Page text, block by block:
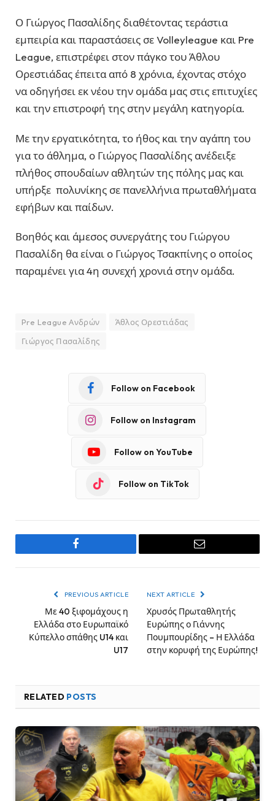
Ο Γιώργος Πασαλίδης διαθέτοντας τεράστια
εμπειρία και παραστάσεις σε Volleyleague και Pre
League, επιστρέφει στον πάγκο του Άθλου
Ορεστιάδας έπειτα από 8 χρόνια, έχοντας στόχο
να οδηγήσει εκ νέου την ομάδα μας στις επιτυχίες
και την επιστροφή της στην μεγάλη κατηγορία.
Με την εργατικότητα, το ήθος και την αγάπη του
για το άθλημα, ο Γιώργος Πασαλίδης ανέδειξε
πλήθος σπουδαίων αθλητών της πόλης μας και
υπήρξε πολυνίκης σε πανελλήνια πρωταθλήματα
εφήβων και παίδων.
Βοηθός και άμεσος συνεργάτης του Γιώργου
Πασαλίδη θα είναι ο Γιώργος Τσακπίνης ο οποίος
παραμένει για 4η συνεχή χρονιά στην ομάδα.
Pre League Ανδρών
Άθλος Ορεστιάδας
Γιώργος Πασαλίδης
Follow on Facebook
Follow on Instagram
Follow on YouTube
Follow on TikTok
Facebook Email
PREVIOUS ARTICLE
Με 40 ξιφομάχους η
Ελλάδα στο Ευρωπαϊκό
Κύπελλο σπάθης U14 και
U17
NEXT ARTICLE
Χρυσός Πρωταθλητής
Ευρώπης ο Γιάννης
Πουμπουρίδης – Η Ελλάδα
στην κορυφή της Ευρώπης!
RELATED POSTS